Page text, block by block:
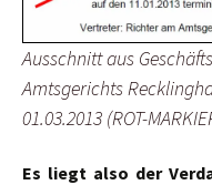
Ausschnitt aus
Amtsgerichts
01.03.2013 (ROT-
Es liegt also der